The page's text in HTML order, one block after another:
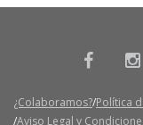
¿Colaboramos? Política
Aviso Legal y